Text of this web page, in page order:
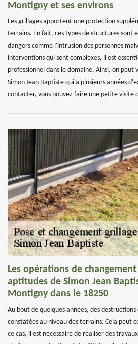
Montigny et ses environs
Les grillages apportent une protection
terrains. En fait, ces types de structures sont
dangers comme l'intrusion des personnes
interventions qui sont complexes, il est
professionnel dans le domaine. Ainsi, on peut
Simon Jean Baptiste qui a plusieurs années
contacter, vous pouvez faire une petite visite
Les opérations de
aptitudes de Simon Jean
Montigny dans le 18250
Au bout de quelques années, des
constatées au niveau des terrains. Cela peut
ce cas, il est nécessaire de réaliser des